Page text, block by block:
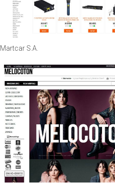
Martcar S.A.